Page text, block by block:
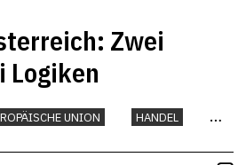
Zwei
Logiken
UNION
HANDEL